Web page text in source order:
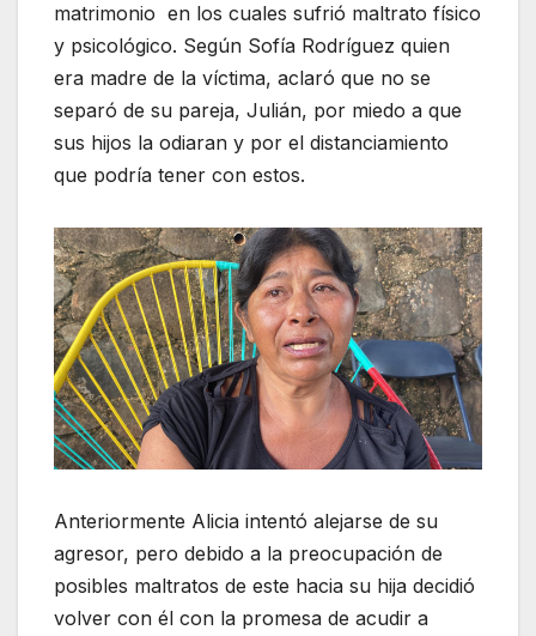
matrimonio en los cuales sufrió maltrato físico
y psicológico. Según Sofía Rodríguez quien
era madre de la víctima, aclaró que no se
separó de su pareja, Julián, por miedo a que
sus hijos la odiaran y por el distanciamiento
que podría tener con estos.
Anteriormente Alicia intentó alejarse de su
agresor, pero debido a la preocupación de
posibles maltratos de este hacia su hija decidió
volver con él con la promesa de acudir a